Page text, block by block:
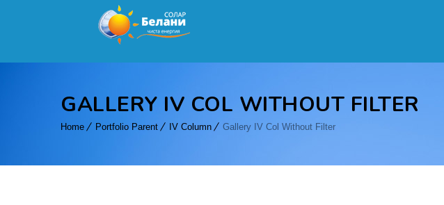
GALLERY IV COL WITHOUT FILTER
Home Portfolio Parent IV Column Gallery IV Col Without Filter